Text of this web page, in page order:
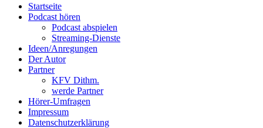
Startseite
Podcast hören
Podcast abspielen
Streaming-Dienste
Ideen/Anregungen
Der Autor
Partner
KFV Dithm.
werde Partner
Hörer-Umfragen
Impressum
Datenschutzerklärung